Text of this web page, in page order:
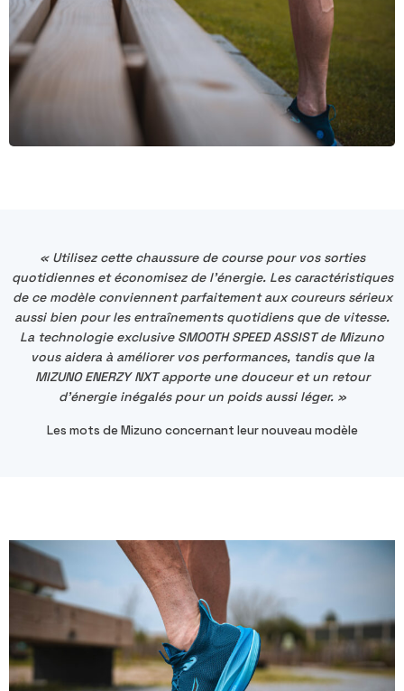
« Utilisez cette chaussure de course pour vos sorties
quotidiennes et économisez de l'énergie. Les caractéristiques
de ce modèle conviennent parfaitement aux coureurs sérieux
aussi bien pour les entraînements quotidiens que de vitesse.
La technologie exclusive SMOOTH SPEED ASSIST de Mizuno
vous aidera à améliorer vos performances, tandis que la
MIZUNO ENERZY NXT apporte une douceur et un retour
d'énergie inégalés pour un poids aussi léger. »
Les mots de Mizuno concernant leur nouveau modèle